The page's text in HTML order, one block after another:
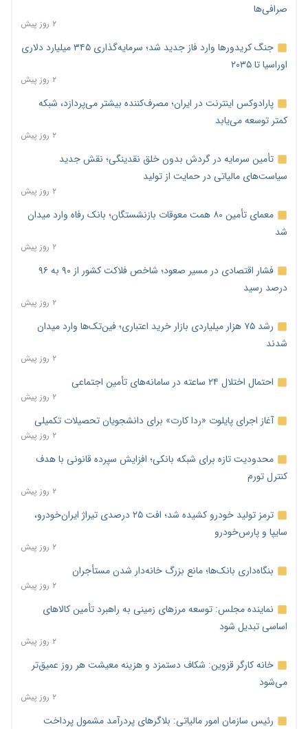
صرافی‌ها
۲ روز پیش
جنگ کریدورها وارد فاز جدید شد؛ سرمایه‌گذاری ۳۴۵ میلیارد دلاری
اوراسیا تا ۲۰۳۵
۲ روز پیش
پارادوکس اینترنت در ایران؛ مصرف‌کننده بیشتر می‌پردازد، شبکه
کمتر توسعه می‌یابد
۲ روز پیش
تأمین سرمایه در گردش بدون خلق نقدینگی؛ نقش جدید
سیاست‌های مالیاتی در حمایت از تولید
۲ روز پیش
معمای تأمین ۸۰ همت معوقات بازنشستگان؛ بانک رفاه وارد میدان
شد
۲ روز پیش
فشار اقتصادی در مسیر صعود؛ شاخص فلاکت کشور از ۹۰ به ۹۶
درصد رسید
۲ روز پیش
رشد ۷۵ هزار میلیاردی بازار خرید اعتباری؛ فین‌تک‌ها وارد میدان
شدند
۲ روز پیش
احتمال اختلال ۲۴ ساعته در سامانه‌های تأمین اجتماعی
۲ روز پیش
آغاز اجرای پایلوت «ردا کارت» برای دانشجویان تحصیلات تکمیلی
۲ روز پیش
محدودیت تازه برای شبکه بانکی؛ افزایش سپرده قانونی با هدف
کنترل تورم
۲ روز پیش
ترمز تولید خودرو کشیده شد؛ افت ۲۵ درصدی تیراژ ایران‌خودرو،
سایپا و پارس‌خودرو
۲ روز پیش
بنگاه‌داری بانک‌ها؛ مانع بزرگ خانه‌دار شدن مستأجران
۲ روز پیش
نماینده مجلس: توسعه مرزهای زمینی به راهبرد تأمین کالاهای
اساسی تبدیل شود
۲ روز پیش
خانه کارگر قزوین: شکاف دستمزد و هزینه معیشت هر روز عمیق‌تر
می‌شود
۲ روز پیش
رئیس سازمان امور مالیاتی: بلاگرهای پردرآمد مشمول پرداخت